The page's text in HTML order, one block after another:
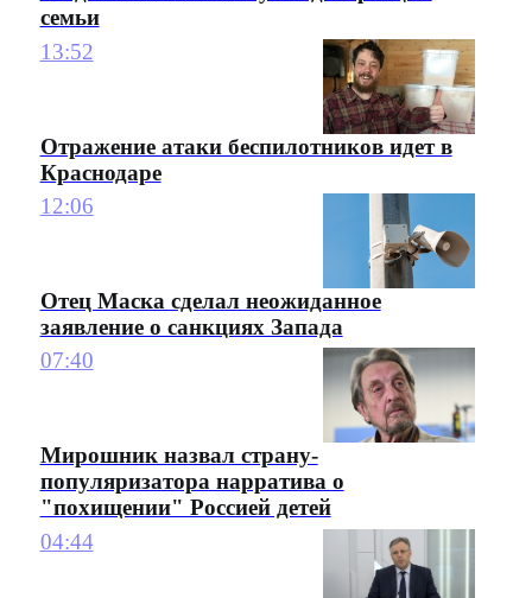
семьи
13:52
Отражение атаки беспилотников идет в
Краснодаре
12:06
Отец Маска сделал неожиданное
заявление о санкциях Запада
07:40
Мирошник назвал страну-
популяризатора нарратива о
"похищении" Россией детей
04:44